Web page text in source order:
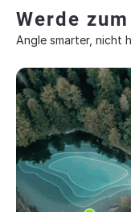
Werde
Angle smarter, nicht